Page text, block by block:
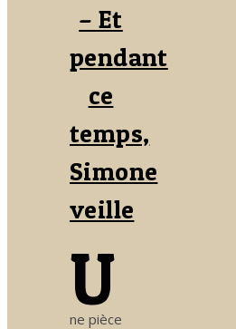
– Et
pendant
ce
temps,
Simone
veille
U
ne pièce